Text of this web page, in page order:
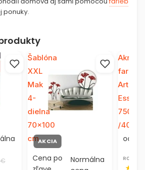
ponuky.
€
Šablóna
XXL
Mak
4-
dielna
70x100
cmAKCIA
Cena po
Normálna
farba
750ml
/40
od
ROYAL